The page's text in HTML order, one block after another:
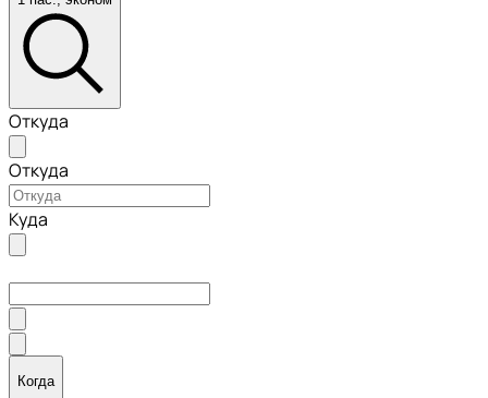
Откуда
Откуда
Куда
Когда